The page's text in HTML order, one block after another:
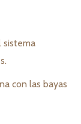
sistema
con las bayas